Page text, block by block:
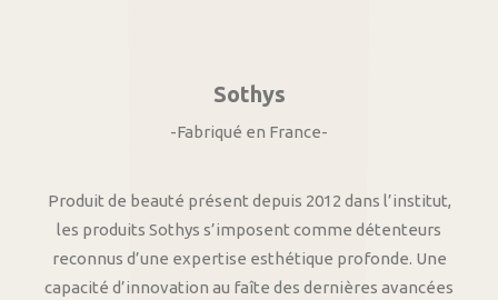
Sothys
-Fabriqué en France-
Produit de beauté présent depuis 2012 dans l’institut,
les produits Sothys s’imposent comme détenteurs
reconnus d’une expertise esthétique profonde. Une
capacité d’innovation au faîte des dernières avancées